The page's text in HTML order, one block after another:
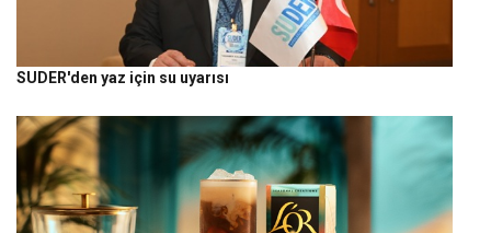
SUDER'den yaz için su uyarısı